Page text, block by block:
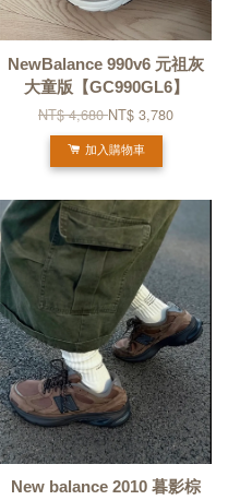
NewBalance 990v6 元祖灰
大童版【GC990GL6】
NT$ 4,680NT$ 3,780
加入購物車
New balance 2010 暮影棕